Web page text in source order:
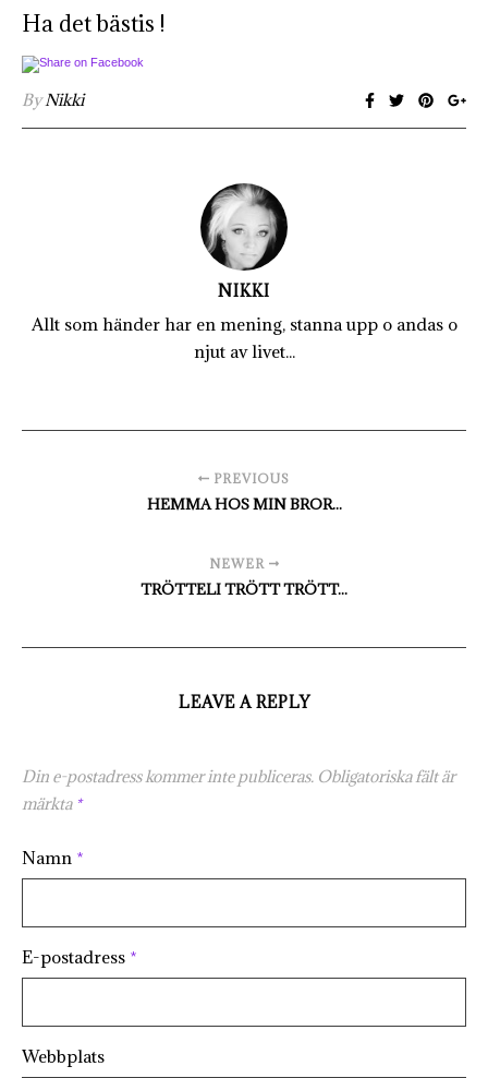
Ha det bästis !
ByNikki
NIKKI
Allt som händer har en mening, stanna upp o andas o
njut av livet...
PREVIOUS
HEMMA HOS MIN BROR...
NEWER
TRÖTTELI TRÖTT TRÖTT...
LEAVE A REPLY
Din e-postadress kommer inte publiceras. Obligatoriska fält är
märkta *
Namn *
E-postadress *
Webbplats